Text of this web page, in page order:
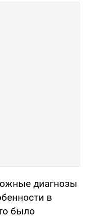
диагнозы
в
было